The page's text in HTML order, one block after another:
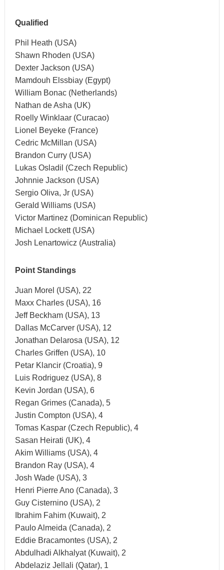
Qualified
Phil Heath (USA)
Shawn Rhoden (USA)
Dexter Jackson (USA)
Mamdouh Elssbiay (Egypt)
William Bonac (Netherlands)
Nathan de Asha (UK)
Roelly Winklaar (Curacao)
Lionel Beyeke (France)
Cedric McMillan (USA)
Brandon Curry (USA)
Lukas Osladil (Czech Republic)
Johnnie Jackson (USA)
Sergio Oliva, Jr (USA)
Gerald Williams (USA)
Victor Martinez (Dominican Republic)
Michael Lockett (USA)
Josh Lenartowicz (Australia)
Point Standings
Juan Morel (USA), 22
Maxx Charles (USA), 16
Jeff Beckham (USA), 13
Dallas McCarver (USA), 12
Jonathan Delarosa (USA), 12
Charles Griffen (USA), 10
Petar Klancir (Croatia), 9
Luis Rodriguez (USA), 8
Kevin Jordan (USA), 6
Regan Grimes (Canada), 5
Justin Compton (USA), 4
Tomas Kaspar (Czech Republic), 4
Sasan Heirati (UK), 4
Akim Williams (USA), 4
Brandon Ray (USA), 4
Josh Wade (USA), 3
Henri Pierre Ano (Canada), 3
Guy Cisternino (USA), 2
Ibrahim Fahim (Kuwait), 2
Paulo Almeida (Canada), 2
Eddie Bracamontes (USA), 2
Abdulhadi Alkhalyat (Kuwait), 2
Abdelaziz Jellali (Qatar), 1